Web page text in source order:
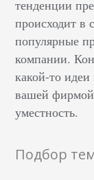
тенденции
происходит в
популярные
компании.
какой-то
вашей
уместность.
Подбор